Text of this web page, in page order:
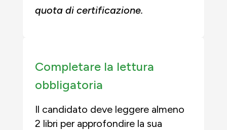
quota di certificazione.
Completare la lettura
obbligatoria
Il candidato deve leggere almeno
2 libri per approfondire la sua